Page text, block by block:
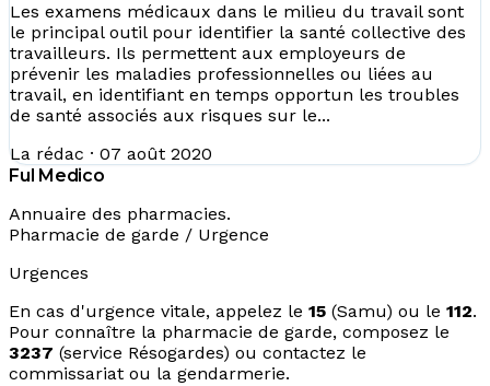
Les examens médicaux dans le milieu du travail sont
le principal outil pour identifier la santé collective des
travailleurs. Ils permettent aux employeurs de
prévenir les maladies professionnelles ou liées au
travail, en identifiant en temps opportun les troubles
de santé associés aux risques sur le...
La rédac · 07 août 2020
Ful Medico
Annuaire des pharmacies.
Pharmacie de garde / Urgence
Urgences
En cas d'urgence vitale, appelez le 15 (Samu) ou le 112.
Pour connaître la pharmacie de garde, composez le
3237 (service Résogardes) ou contactez le
commissariat ou la gendarmerie.